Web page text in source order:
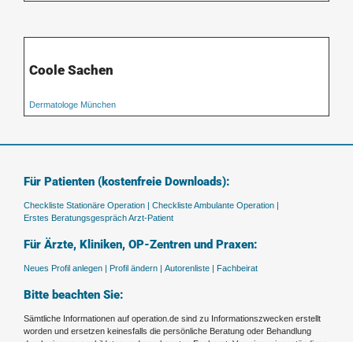
Coole Sachen
Dermatologe München
Für Patienten (kostenfreie Downloads):
Checkliste Stationäre Operation |
Checkliste Ambulante Operation |
Erstes Beratungsgespräch Arzt-Patient
Für Ärzte, Kliniken, OP-Zentren und Praxen:
Neues Profil anlegen | Profil ändern | Autorenliste | Fachbeirat
Bitte beachten Sie:
Sämtliche Informationen auf operation.de sind zu Informationszwecken erstellt
worden und ersetzen keinesfalls die persönliche Beratung oder Behandlung